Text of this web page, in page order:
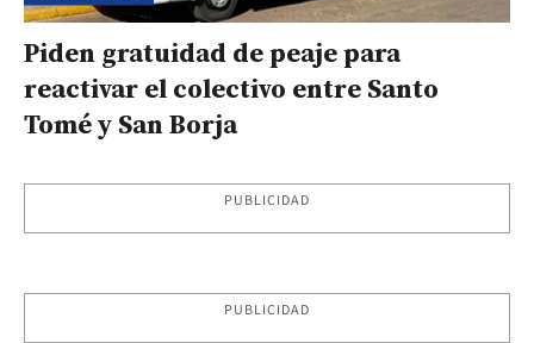
Piden gratuidad de peaje para
reactivar el colectivo entre Santo
Tomé y San Borja
PUBLICIDAD
PUBLICIDAD